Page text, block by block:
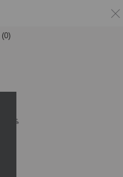
(0)